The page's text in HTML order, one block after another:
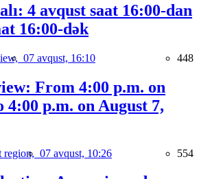
4 avqust saat 16:00-dan
16:00-dək
07 avqust, 16:10 448
From 4:00 p.m. on
4:00 p.m. on August 7,
region, 07 avqust, 10:26 554